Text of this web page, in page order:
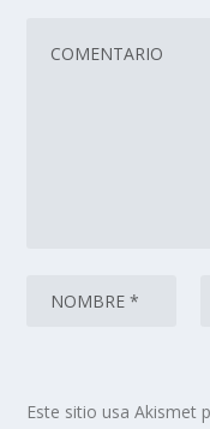
Este sitio usa Akismet